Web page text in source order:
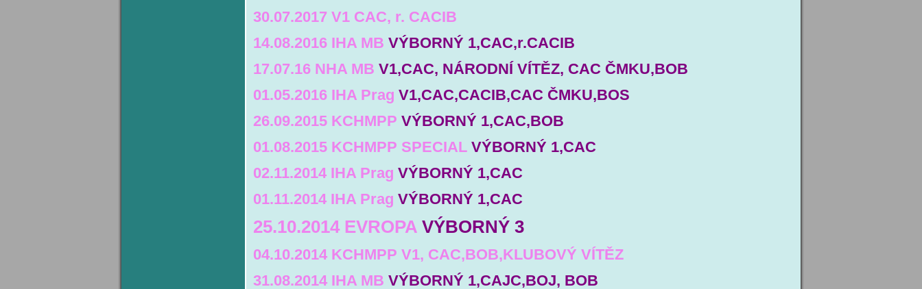
30.07.2017 V1 CAC, r. CACIB
14.08.2016 IHA MB VÝBORNÝ 1,CAC,r.CACIB
17.07.16 NHA MB V1,CAC, NÁRODNÍ VÍTĚZ, CAC ČMKU,BOB
01.05.2016 IHA Prag V1,CAC,CACIB,CAC ČMKU,BOS
26.09.2015 KCHMPP VÝBORNÝ 1,CAC,BOB
01.08.2015 KCHMPP SPECIAL VÝBORNÝ 1,CAC
02.11.2014 IHA Prag VÝBORNÝ 1,CAC
01.11.2014 IHA Prag VÝBORNÝ 1,CAC
25.10.2014 EVROPA VÝBORNÝ 3
04.10.2014 KCHMPP V1, CAC,BOB,KLUBOVÝ VÍTĚZ
31.08.2014 IHA MB VÝBORNÝ 1,CAJC,BOJ, BOB